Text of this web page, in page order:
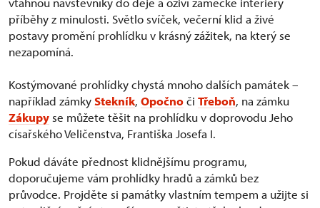
příběhy z minulosti. Světlo svíček, večerní klid a živé
postavy promění prohlídku v krásný zážitek, na který se
nezapomíná.
Kostýmované prohlídky chystá mnoho dalších památek –
například zámkyStekník, Opočnoči Třeboň, na zámku
Zákupy se můžete těšit na prohlídku v doprovodu Jeho
císařského Veličenstva, Františka Josefa I.
Pokud dáváte přednost klidnějšímu programu,
doporučujeme vám prohlídky hradů a zámků bez
průvodce. Projděte si památky vlastním tempem a užijte si